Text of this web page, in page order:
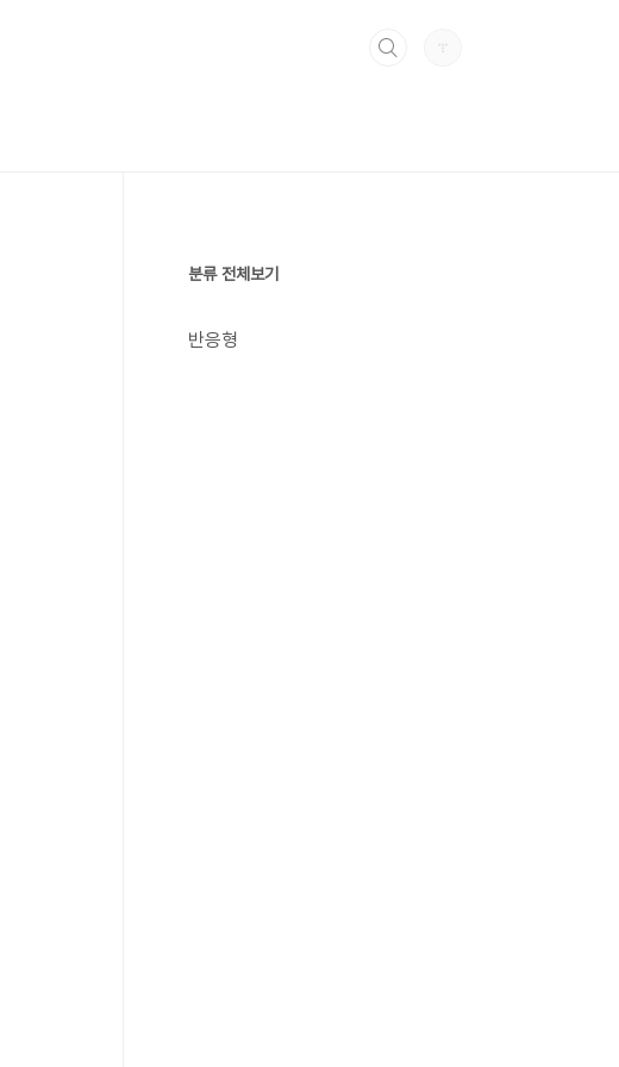
분류 전체보기
반응형